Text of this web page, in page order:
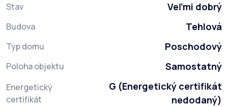
Stav Veľmi dobrý
Budova Tehlová
Typ domu Poschodový
Poloha objektu Samostatný
Energetický
certifikát
G (Energetický certifikát
nedodaný)